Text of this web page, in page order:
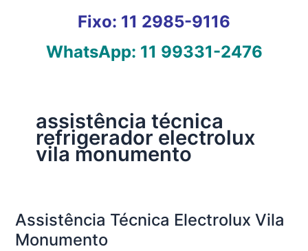
Fixo: 11 2985-9116
WhatsApp: 11 99331-2476
assistência técnica
refrigerador electrolux
vila monumento
Assistência Técnica Electrolux Vila
Monumento